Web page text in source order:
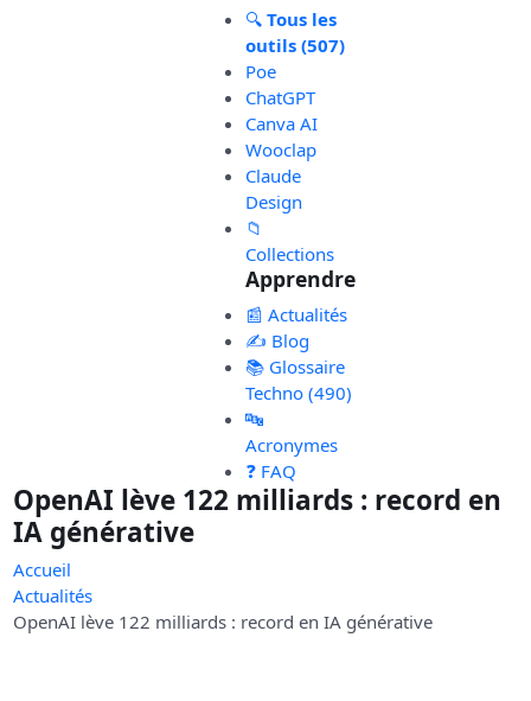
🔍 Tous les
outils (507)
Poe
ChatGPT
Canva AI
Wooclap
Claude
Design
📁
Collections
Apprendre
📰 Actualités
✍️ Blog
📚 Glossaire
Techno (490)
🔤
Acronymes
❓ FAQ
OpenAI lève 122 milliards : record en
IA générative
Accueil
Actualités
OpenAI lève 122 milliards : record en IA générative